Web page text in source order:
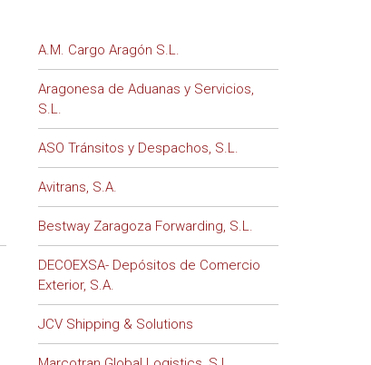
A.M. Cargo Aragón S.L.
Aragonesa de Aduanas y Servicios,
S.L.
ASO Tránsitos y Despachos, S.L.
Avitrans, S.A.
Bestway Zaragoza Forwarding, S.L.
DECOEXSA- Depósitos de Comercio
Exterior, S.A.
JCV Shipping & Solutions